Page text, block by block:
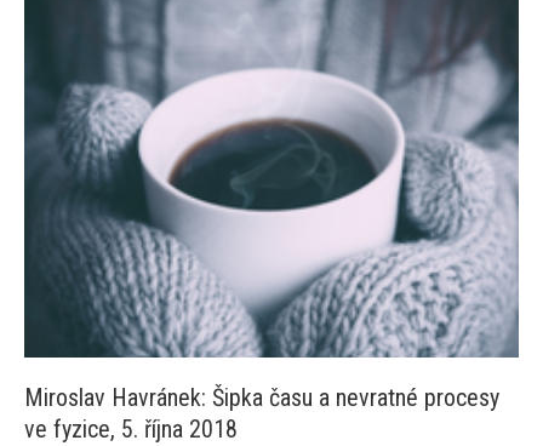
Miroslav Havránek: Šipka času a nevratné procesy
ve fyzice, 5. října 2018